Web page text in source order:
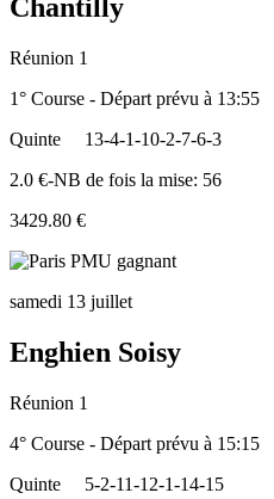
Chantilly
Réunion 1
1° Course - Départ prévu à 13:55
Quinte
13-4-1-10-2-7-6-3
2.0 €-NB de fois la mise: 56
3429.80 €
samedi 13 juillet
Enghien Soisy
Réunion 1
4° Course - Départ prévu à 15:15
Quinte
5-2-11-12-1-14-15